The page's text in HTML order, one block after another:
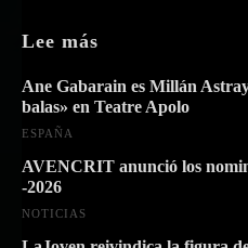
Lee más
Ane Gabarain es Millán
balas» en Teatre Apolo
ESPAÑA
AVENCRIT anunció los
-2026
NOTICIAS